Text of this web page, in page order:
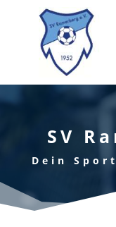
SV
Dein